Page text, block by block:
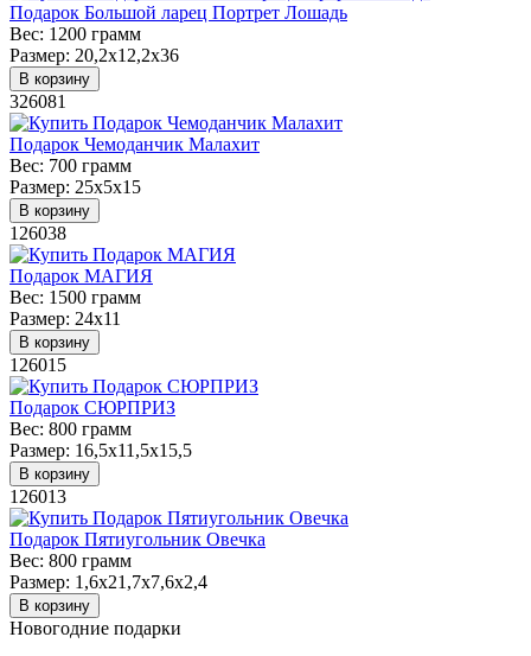
Подарок Большой ларец Портрет Лошадь
Вес: 1200 грамм
Размер: 20,2х12,2х36
В корзину
326081
Подарок Чемоданчик Малахит
Вес: 700 грамм
Размер: 25х5х15
В корзину
126038
Подарок МАГИЯ
Вес: 1500 грамм
Размер: 24х11
В корзину
126015
Подарок СЮРПРИЗ
Вес: 800 грамм
Размер: 16,5х11,5х15,5
В корзину
126013
Подарок Пятиугольник Овечка
Вес: 800 грамм
Размер: 1,6x21,7х7,6х2,4
В корзину
Новогодние подарки